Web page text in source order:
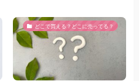
どこで買える？どこに売ってる？